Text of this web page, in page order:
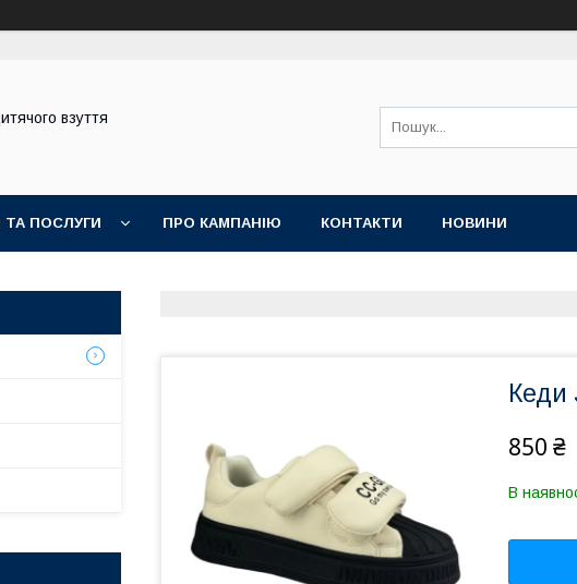
взуття
ТА ПОСЛУГИ ПРО КАМПАНІЮ КОНТАКТИ НОВИНИ
Кеди
850 ₴
В